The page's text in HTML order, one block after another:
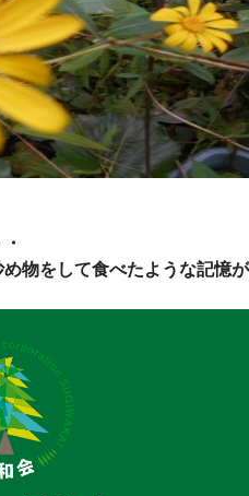
物をして食べたような記憶が